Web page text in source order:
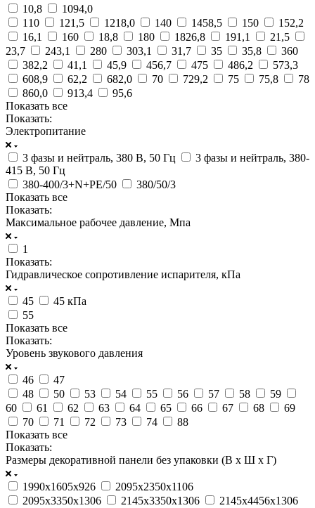
10,8
1094,0
110
121,5 1218,0 140 1458,5 150
152,2
16,1
160 18,8 180 1826,8 191,1
21,5
23,7
243,1 280 303,1 31,7 35 35,8
360
382,2
41,1 45,9 456,7 475 486,2
573,3
608,9
62,2 682,0 70 729,2 75 75,8
78
860,0
913,4
95,6
Показать все
Показать:
Электропитание
3 фазы и нейтраль, 380 В, 50 Гц
3 фазы и нейтраль, 380-
415 В, 50 Гц
380-400/3+N+PE/50
380/50/3
Показать все
Показать:
Максимальное рабочее давление, Мпа
1
Показать:
Гидравлическое сопротивление испарителя, кПа
45
45 кПа
55
Показать все
Показать:
Уровень звукового давления
46
47
48
50 53 54 55 56 57 58
59
60
61 62 63 64 65 66 67 68
69
70
71 72 73 74
88
Показать все
Показать:
Размеры декоративной панели без упаковки (В х Ш х Г)
1990x1605x926
2095x2350x1106
2095x3350x1306
2145x3350x1306
2145x4456x1306